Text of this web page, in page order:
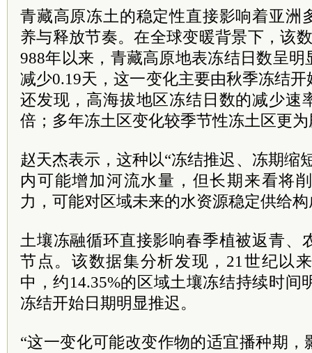
青藏高原冻土的稳定性直接影响着亚洲
养与释放节奏。在全球变暖背景下，该
988年以来，青藏高原地表冻结日数呈
减少0.19天，这一变化主要由秋季冻结
还发现，高海拔地区冻结日数的减少速
倍；多年冻土区变化较季节性冻土区更
赵天杰表示，这种以“冻结推迟、冻期缩
内可能增加河流水量，但长期来看将
力，可能对区域未来的水资源稳定供给
土壤冻融循环直接影响春季植被返青、
节点。该数据集分析发现，21世纪以
中，约14.35%的区域土壤冻结持续时间
冻结开始日期明显推迟。
“这一变化可能改变作物的适宜播种期